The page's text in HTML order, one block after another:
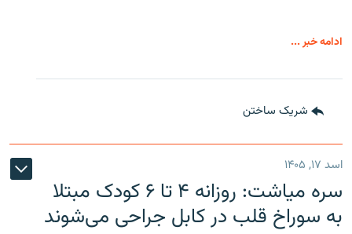
ادامه خبر ...
شریک ساختن
اسد ۱۷, ۱۴۰۵
سره‌ میاشت: روزانه ۴ تا ۶ کودک مبتلا
به سوراخ قلب در کابل جراحی می‌شوند